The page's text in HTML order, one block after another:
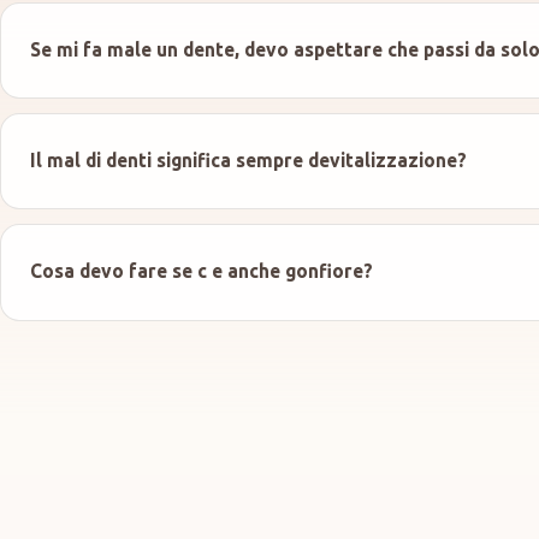
Se mi fa male un dente, devo aspettare che passi da
Il mal di denti significa sempre devitalizzazione?
Cosa devo fare se c e anche gonfiore?